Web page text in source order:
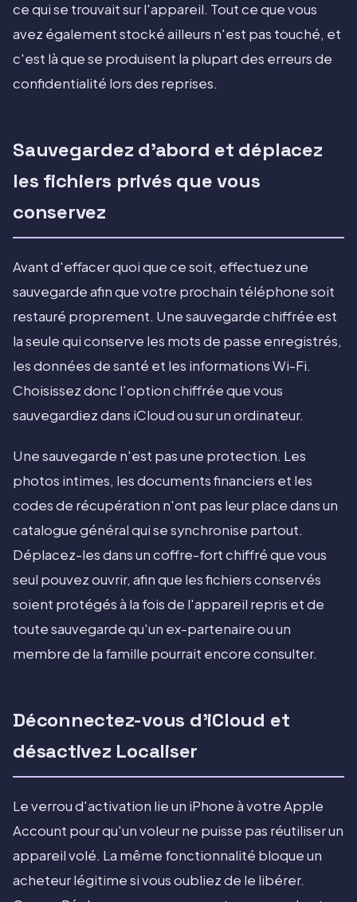
ce qui se trouvait sur l'appareil. Tout ce que vous
avez également stocké ailleurs n'est pas touché, et
c'est là que se produisent la plupart des erreurs de
confidentialité lors des reprises.
Sauvegardez d'abord et déplacez
les fichiers privés que vous
conservez
Avant d'effacer quoi que ce soit, effectuez une
sauvegarde afin que votre prochain téléphone soit
restauré proprement. Une sauvegarde chiffrée est
la seule qui conserve les mots de passe enregistrés,
les données de santé et les informations Wi-Fi.
Choisissez donc l'option chiffrée que vous
sauvegardiez dans iCloud ou sur un ordinateur.
Une sauvegarde n'est pas une protection. Les
photos intimes, les documents financiers et les
codes de récupération n'ont pas leur place dans un
catalogue général qui se synchronise partout.
Déplacez-les dans un coffre-fort chiffré que vous
seul pouvez ouvrir, afin que les fichiers conservés
soient protégés à la fois de l'appareil repris et de
toute sauvegarde qu'un ex-partenaire ou un
membre de la famille pourrait encore consulter.
Déconnectez-vous d'iCloud et
désactivez Localiser
Le verrou d'activation lie un iPhone à votre Apple
Account pour qu'un voleur ne puisse pas réutiliser un
appareil volé. La même fonctionnalité bloque un
acheteur légitime si vous oubliez de le libérer.